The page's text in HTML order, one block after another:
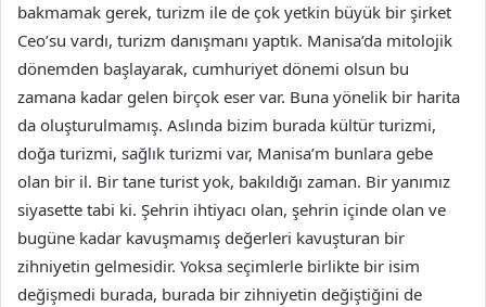
bakmamak gerek, turizm ile de çok yetkin büyük bir şirket
Ceo’su vardı, turizm danışmanı yaptık. Manisa’da mitolojik
dönemden başlayarak, cumhuriyet dönemi olsun bu
zamana kadar gelen birçok eser var. Buna yönelik bir harita
da oluşturulmamış. Aslında bizim burada kültür turizmi,
doğa turizmi, sağlık turizmi var, Manisa’m bunlara gebe
olan bir il. Bir tane turist yok, bakıldığı zaman. Bir yanımız
siyasette tabi ki. Şehrin ihtiyacı olan, şehrin içinde olan ve
bugüne kadar kavuşmamış değerleri kavuşturan bir
zihniyetin gelmesidir. Yoksa seçimlerle birlikte bir isim
değişmedi burada, burada bir zihniyetin değiştiğini de